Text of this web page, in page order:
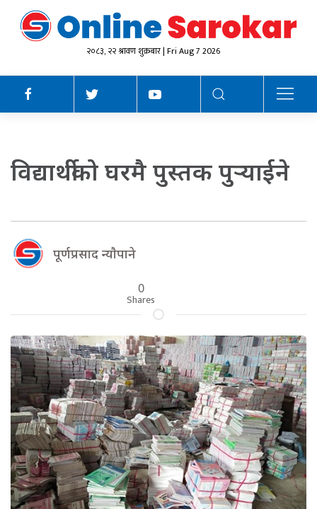
२०८३, २२ श्रावण शुक्रबार | Fri Aug 7 2026
विद्यार्थीको घरमै पुस्तक पुर्‍याईने
पूर्णप्रसाद न्याैपाने
0
Shares